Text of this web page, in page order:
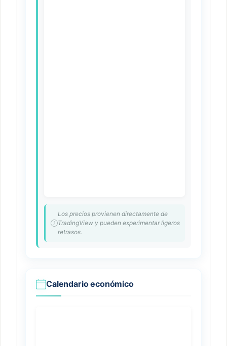
Los precios provienen directamente de
TradingView y pueden experimentar ligeros
retrasos.
Calendario económico